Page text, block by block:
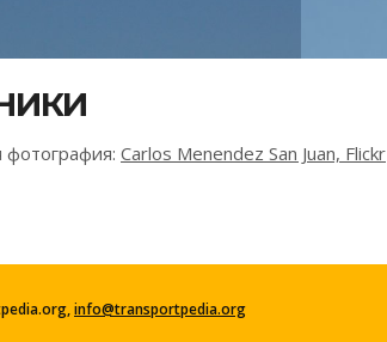
фотография: Carlos Menendez San Juan, Flickr
info@transportpedia.org